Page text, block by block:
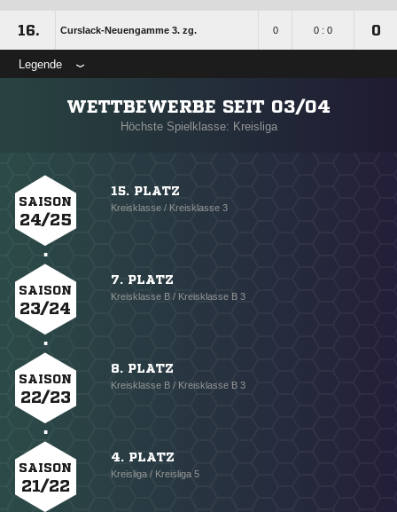
16. Curslack-Neuengamme 3. zg. 0 0 : 0 0
Legende
WETTBEWERBE SEIT 03/04
Höchste Spielklasse: Kreisliga
SAISON
24/25
15. PLATZ
Kreisklasse / Kreisklasse 3
SAISON
23/24
7. PLATZ
Kreisklasse B / Kreisklasse B 3
SAISON
22/23
8. PLATZ
Kreisklasse B / Kreisklasse B 3
SAISON
21/22
4. PLATZ
Kreisliga / Kreisliga 5